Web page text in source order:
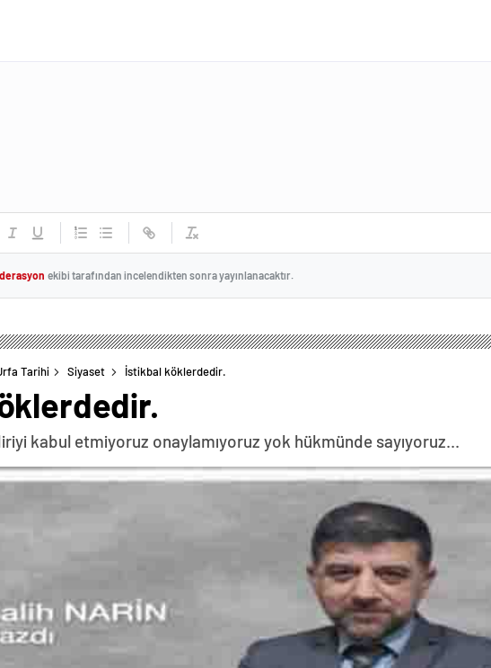
ekibi tarafından incelendikten sonra yayınlanacaktır.
Tarihi Siyaset İstikbal köklerdedir.
kabul etmiyoruz onaylamıyoruz yok hükmünde sayıyoruz...